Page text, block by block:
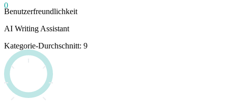
0
Benutzerfreundlichkeit
AI Writing Assistant
Kategorie-Durchschnitt: 9